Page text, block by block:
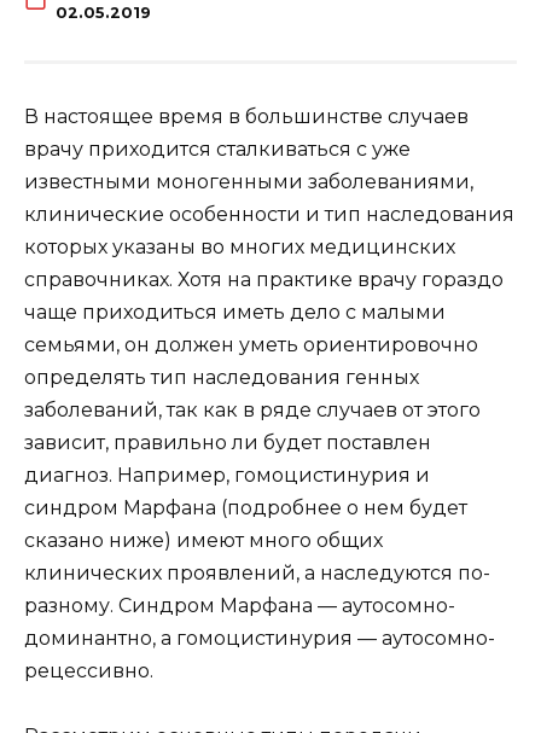
02.05.2019
В настоящее время в большинстве случаев
врачу приходится сталкиваться с уже
известными моногенными заболеваниями,
клинические особенности и тип наследования
которых указаны во многих медицинских
справочниках. Хотя на практике врачу гораздо
чаще приходиться иметь дело с малыми
семьями, он должен уметь ориентировочно
определять тип наследования генных
заболеваний, так как в ряде случаев от этого
зависит, правильно ли будет поставлен
диагноз. Например, гомоцистинурия и
синдром Марфана (подробнее о нем будет
сказано ниже) имеют много общих
клинических проявлений, а наследуются по-
разному. Синдром Марфана — аутосомно-
доминантно, а гомоцистинурия — аутосомно-
рецессивно.